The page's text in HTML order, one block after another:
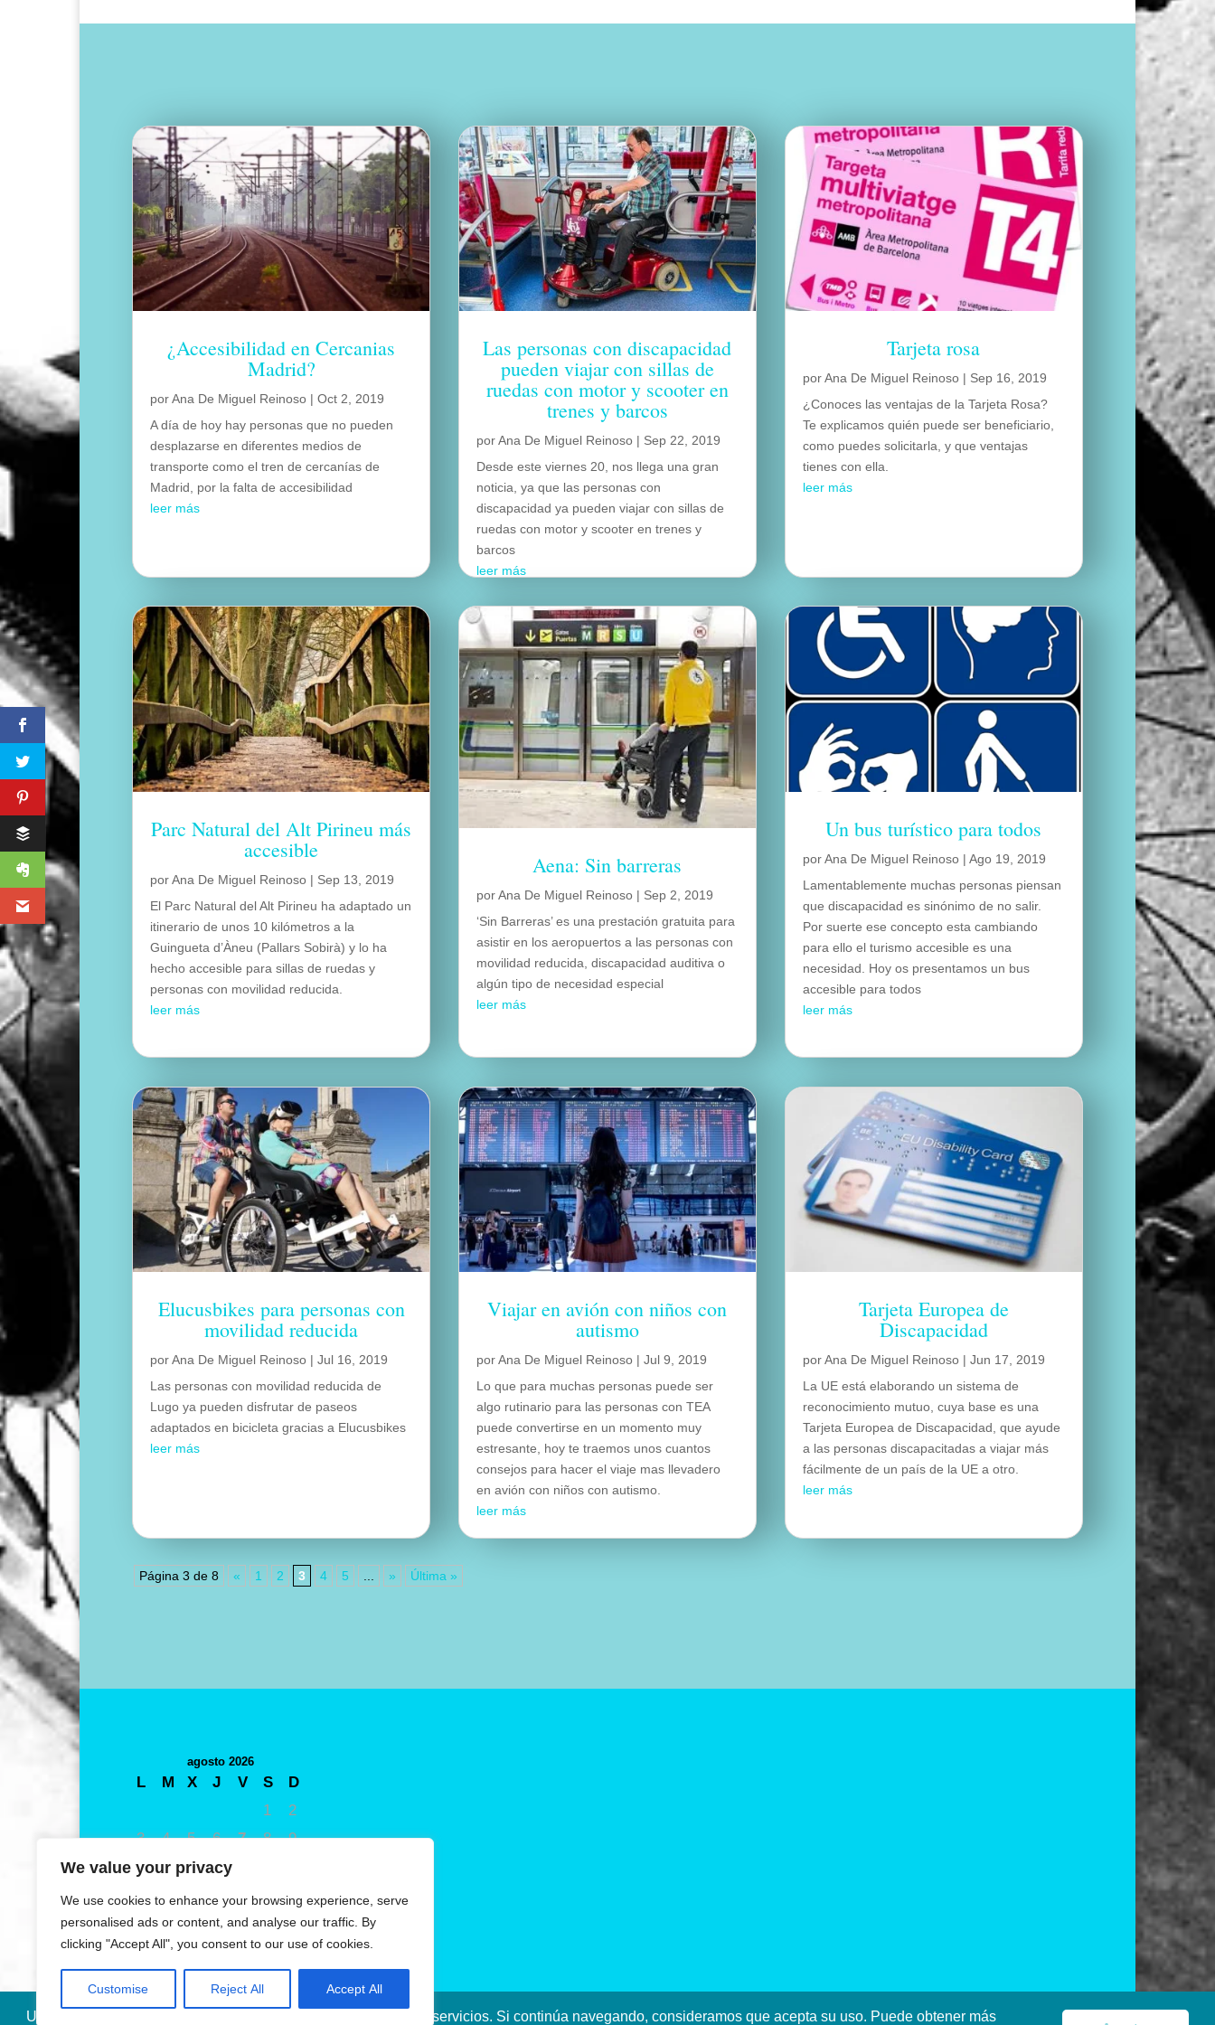
Utilizamos cookies propias y de terceros para mejorar nuestros servicios. Si continúa navegando, consideramos que acepta su uso. Puede obtener más
We value your privacy
We use cookies to enhance your browsing experience, serve
personalised ads or content, and analyse our traffic. By
clicking "Accept All", you consent to our use of cookies.
Customise Reject All Accept All
¿Accesibilidad en Cercanias
Madrid?
porAna De Miguel Reinoso |Oct 2, 2019
A día de hoy hay personas que no pueden
desplazarse en diferentes medios de
transporte como el tren de cercanías de
Madrid, por la falta de accesibilidad
leer más
Parc Natural del Alt Pirineu más
accesible
porAna De Miguel Reinoso | Sep 13, 2019
El Parc Natural del Alt Pirineu ha adaptado un
itinerario de unos 10 kilómetros a la
Guingueta d’Àneu (Pallars Sobirà) y lo ha
hecho accesible para sillas de ruedas y
personas con movilidad reducida.
leer más
Elucusbikes para personas con
movilidad reducida
porAna De Miguel Reinoso |Jul 16, 2019
Las personas con movilidad reducida de
Lugo ya pueden disfrutar de paseos
adaptados en bicicleta gracias a Elucusbikes
leer más
Las personas con discapacidad
pueden viajar con sillas de
ruedas con motor y scooter en
trenes y barcos
porAna De Miguel Reinoso | Sep 22, 2019
Desde este viernes 20, nos llega una gran
noticia, ya que las personas con
discapacidad ya pueden viajar con sillas de
ruedas con motor y scooter en trenes y
barcos
leer más
Aena: Sin barreras
porAna De Miguel Reinoso | Sep 2, 2019
‘Sin Barreras’ es una prestación gratuita para
asistir en los aeropuertos a las personas con
movilidad reducida, discapacidad auditiva o
algún tipo de necesidad especial
leer más
Viajar en avión con niños con
autismo
porAna De Miguel Reinoso |Jul 9, 2019
Lo que para muchas personas puede ser
algo rutinario para las personas con TEA
puede convertirse en un momento muy
estresante, hoy te traemos unos cuantos
consejos para hacer el viaje mas llevadero
en avión con niños con autismo.
leer más
Tarjeta rosa
porAna De Miguel Reinoso | Sep 16, 2019
¿Conoces las ventajas de la Tarjeta Rosa?
Te explicamos quién puede ser beneficiario,
como puedes solicitarla, y que ventajas
tienes con ella.
leer más
Un bus turístico para todos
porAna De Miguel Reinoso |Ago 19, 2019
Lamentablemente muchas personas piensan
que discapacidad es sinónimo de no salir.
Por suerte ese concepto esta cambiando
para ello el turismo accesible es una
necesidad. Hoy os presentamos un bus
accesible para todos
leer más
Tarjeta Europea de
Discapacidad
porAna De Miguel Reinoso |Jun 17, 2019
La UE está elaborando un sistema de
reconocimiento mutuo, cuya base es una
Tarjeta Europea de Discapacidad, que ayude
a las personas discapacitadas a viajar más
fácilmente de un país de la UE a otro.
leer más
Página 3 de 8 « 1 2 3 4 5 » Última »
agosto 2026
L M X J V S
D
1
2
3
4 5 6 7 8
9
10 11 12 13
17
21
24 25 26 27 28 29 30
31
« May